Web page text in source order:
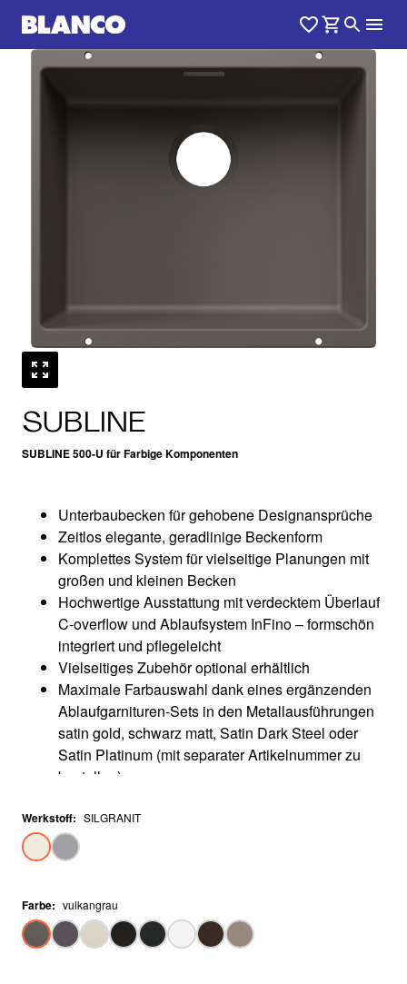
SUBLINE
SUBLINE 500-U für Farbige Komponenten
1 /0
Unterbaubecken für gehobene Designansprüche
Zeitlos elegante, geradlinige Beckenform
Komplettes System für vielseitige Planungen mit
großen und kleinen Becken
Hochwertige Ausstattung mit verdecktem Überlauf
C-overflow und Ablaufsystem InFino – formschön
integriert und pflegeleicht
Vielseitiges Zubehör optional erhältlich
Maximale Farbauswahl dank eines ergänzenden
Ablaufgarnituren-Sets in den Metallausführungen
satin gold, schwarz matt, Satin Dark Steel oder
Satin Platinum (mit separater Artikelnummer zu
bestellen)
Werkstoff: SILGRANIT
Farbe: vulkangrau